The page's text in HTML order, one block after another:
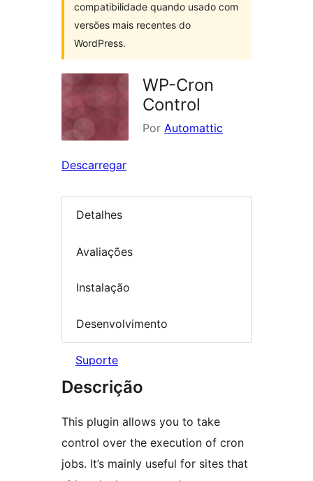
compatibilidade quando usado com
versões mais recentes do
WordPress.
WP-Cron
Control
Por Automattic
Descarregar
Detalhes
Avaliações
Instalação
Desenvolvimento
Suporte
Descrição
This plugin allows you to take
control over the execution of cron
jobs. It’s mainly useful for sites that